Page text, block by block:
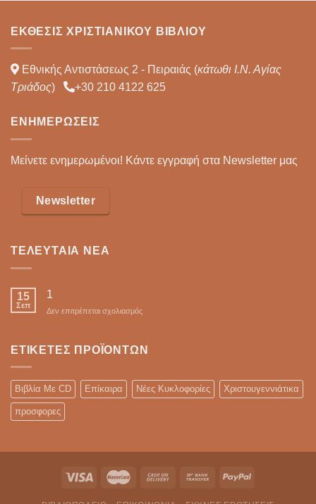
ΈΚΘΕΣΙΣ ΧΡΙΣΤΙΑΝΙΚΟΎ ΒΙΒΛΊΟΥ
Εθνικής Αντιστάσεως 2 - Πειραιάς (κάτωθι Ι.Ν. Αγίας
Τριάδος) +30 210 4122 625
ΕΝΗΜΕΡΏΣΕΙΣ
Μείνετε ενημερωμένοι! Κάντε εγγραφή στα Newsletter μας
Newsletter
ΤΕΛΕΥΤΑΊΑ ΝΈΑ
15
Σεπ
1
Δεν επιτρέπεται σχολιασμόςστο
ΕΤΙΚΈΤΕΣ ΠΡΟΪΌΝΤΩΝ
Βιβλία Με CD Επίκαιρα Νέες Κυκλοφορίες Χριστουγεννιάτικα
προσφορες